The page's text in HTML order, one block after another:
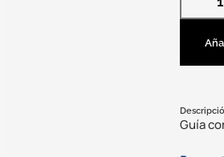
Guía